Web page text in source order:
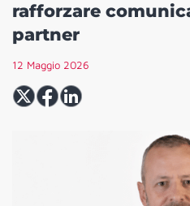
rafforzare
partner
12 Maggio 2026